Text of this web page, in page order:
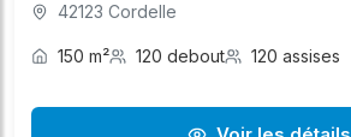
42123 Cordelle
150 m² 120 debout 120 assises